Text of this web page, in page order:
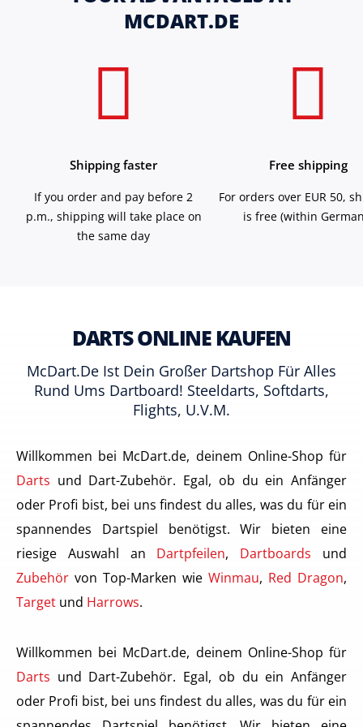
MCDART.DE
Shipping faster
If you order and pay before 2
p.m., shipping will take place on
the same day
Free shipping
For orders over EUR 50,
is free (within
DARTS ONLINE KAUFEN
McDart.de Ist Dein Großer Dartshop Für Alles
Rund Ums Dartboard! Steeldarts, Softdarts,
Flights, U.v.m.
Willkommen bei McDart.de, deinem Online-Shop für
Darts und Dart-Zubehör. Egal, ob du ein Anfänger
oder Profi bist, bei uns findest du alles, was du für ein
spannendes Dartspiel benötigst. Wir bieten eine
riesige Auswahl an Dartpfeilen, Dartboards und
Zubehör von Top-Marken wie Winmau, Red Dragon,
Target und Harrows.
Willkommen bei McDart.de, deinem Online-Shop für
Darts und Dart-Zubehör. Egal, ob du ein Anfänger
oder Profi bist, bei uns findest du alles, was du für ein